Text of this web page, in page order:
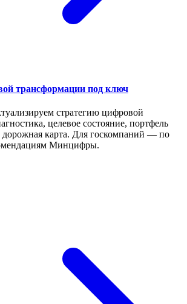
трансформации под ключ
стратегию цифровой
целевое состояние, портфель
карта. Для госкомпаний — по
Минцифры.